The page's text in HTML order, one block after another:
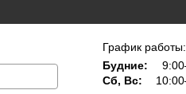
График работы:
Будние:
Сб, Вс: